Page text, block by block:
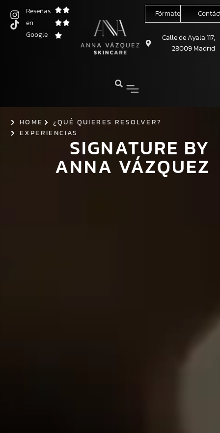
Saltar
Reseñas
en
Google
Fórmate conmigo
Calle de Ayala 117,
28009 Madrid
HOME
¿QUÉ QUIERES RESOLVER?
EXPERIENCIAS
SIGNATURE BY
ANNA VÁZQUEZ